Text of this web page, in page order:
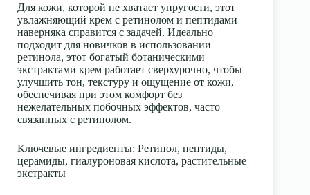
Для кожи, которой не хватает упругости, этот
увлажняющий крем с ретинолом и пептидами
наверняка справится с задачей. Идеально
подходит для новичков в использовании
ретинола, этот богатый ботаническими
экстрактами крем работает сверхурочно, чтобы
улучшить тон, текстуру и ощущение от кожи,
обеспечивая при этом комфорт без
нежелательных побочных эффектов, часто
связанных с ретинолом.
Ключевые ингредиенты: Ретинол, пептиды,
церамиды, гиалуроновая кислота, растительные
экстракты